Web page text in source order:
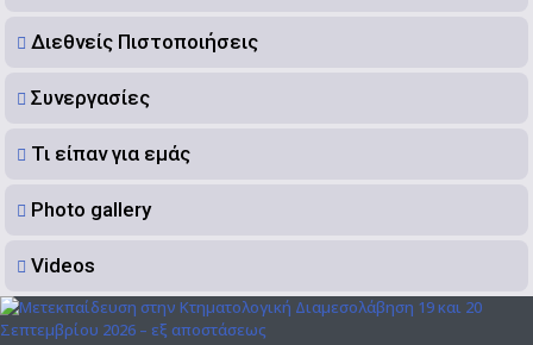
Διεθνείς Πιστοποιήσεις
Συνεργασίες
Τι είπαν για εμάς
Photo gallery
Videos